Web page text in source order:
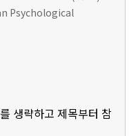
Psychological
생략하고 제목부터 참